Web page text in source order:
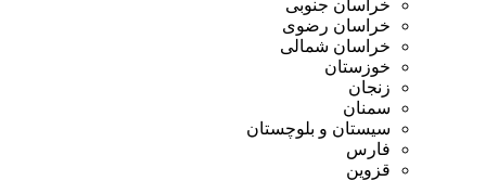
خراسان جنوبی
خراسان رضوی
خراسان شمالی
خوزستان
زنجان
سمنان
سیستان و بلوچستان
فارس
قزوین